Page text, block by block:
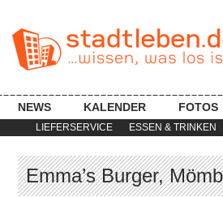
LIEFERSERVICE ESSEN & TRINKEN
NEWS KALENDER FOTOS
Emma’s Burger,